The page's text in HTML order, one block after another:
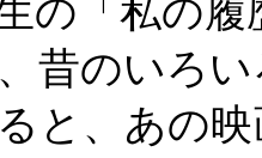
生の「私の
昔のいろ
と、あの